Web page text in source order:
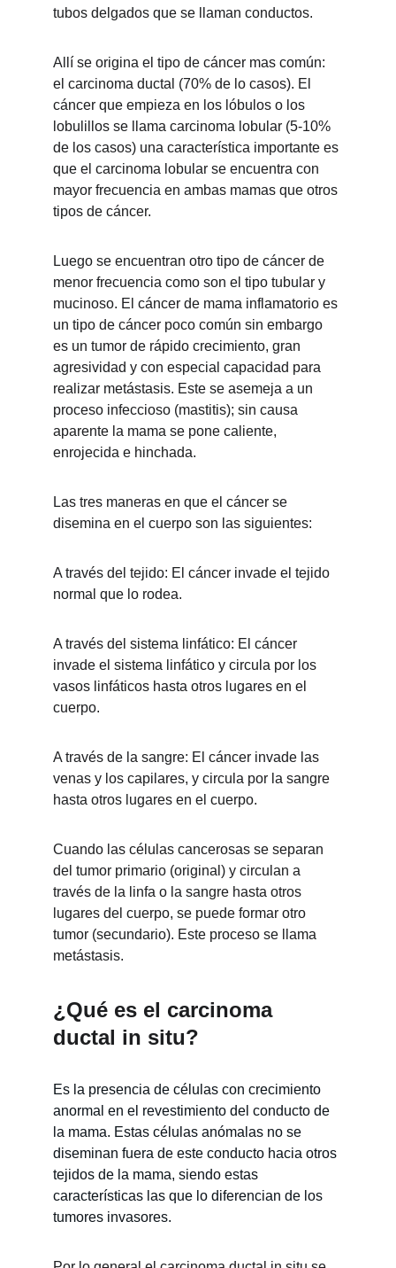
tubos delgados que se llaman conductos.
Allí se origina el tipo de cáncer mas común:
el carcinoma ductal (70% de lo casos). El
cáncer que empieza en los lóbulos o los
lobulillos se llama carcinoma lobular (5-10%
de los casos) una característica importante es
que el carcinoma lobular se encuentra con
mayor frecuencia en ambas mamas que otros
tipos de cáncer.
Luego se encuentran otro tipo de cáncer de
menor frecuencia como son el tipo tubular y
mucinoso. El cáncer de mama inflamatorio es
un tipo de cáncer poco común sin embargo
es un tumor de rápido crecimiento, gran
agresividad y con especial capacidad para
realizar metástasis. Este se asemeja a un
proceso infeccioso (mastitis); sin causa
aparente la mama se pone caliente,
enrojecida e hinchada.
Las tres maneras en que el cáncer se
disemina en el cuerpo son las siguientes:
A través del tejido: El cáncer invade el tejido
normal que lo rodea.
A través del sistema linfático: El cáncer
invade el sistema linfático y circula por los
vasos linfáticos hasta otros lugares en el
cuerpo.
A través de la sangre: El cáncer invade las
venas y los capilares, y circula por la sangre
hasta otros lugares en el cuerpo.
Cuando las células cancerosas se separan
del tumor primario (original) y circulan a
través de la linfa o la sangre hasta otros
lugares del cuerpo, se puede formar otro
tumor (secundario). Este proceso se llama
metástasis.
¿Qué es el carcinoma
ductal in situ?
Es la presencia de células con crecimiento
anormal en el revestimiento del conducto de
la mama. Estas células anómalas no se
diseminan fuera de este conducto hacia otros
tejidos de la mama, siendo estas
características las que lo diferencian de los
tumores invasores.